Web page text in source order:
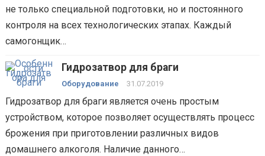
не только специальной подготовки, но и постоянного
контроля на всех технологических этапах. Каждый
самогонщик…
Гидрозатвор для браги
Оборудование 31.07.2019
Гидрозатвор для браги является очень простым
устройством, которое позволяет осуществлять процесс
брожения при приготовлении различных видов
домашнего алкоголя. Наличие данного…